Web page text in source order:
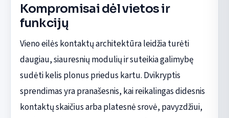
Kompromisai dėl vietos ir
funkcijų
Vieno eilės kontaktų architektūra leidžia turėti
daugiau, siauresnių modulių ir suteikia galimybę
sudėti kelis plonus priedus kartu. Dvikryptis
sprendimas yra pranašesnis, kai reikalingas didesnis
kontaktų skaičius arba platesnė srovė, pavyzdžiui,